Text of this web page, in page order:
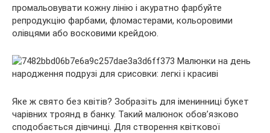
промальовувати кожну лінію і акуратно фарбуйте
репродукцію фарбами, фломастерами, кольоровими
олівцями або восковими крейдою.
Яке ж свято без квітів? Зобразіть для іменинниці букет
чарівних троянд в банку. Такий малюнок обов’язково
сподобається дівчинці. Для створення квіткової